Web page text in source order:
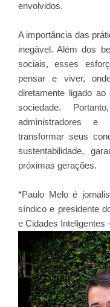
envolvidos.
A importância das
inegável. Além dos
sociais, esses
pensar e viver,
diretamente ligado
sociedade.
administradores
transformar seus
sustentabilidade,
próximas gerações.
*Paulo Melo é
síndico e presidente
e Cidades Inteligentes